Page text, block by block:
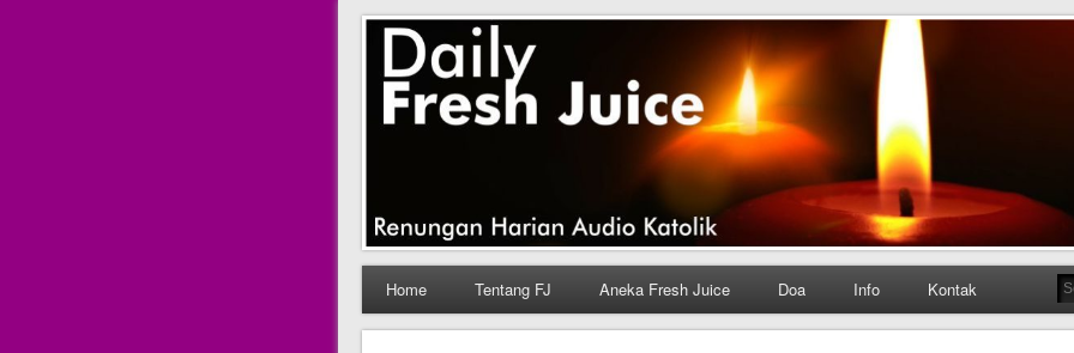
Daily Fresh Juice
Daily Fresh Juice Renungan Harian Katolik Menyejukkan dan Menyegarkan
Home Tentang FJ Aneka Fresh Juice Doa Info Kontak